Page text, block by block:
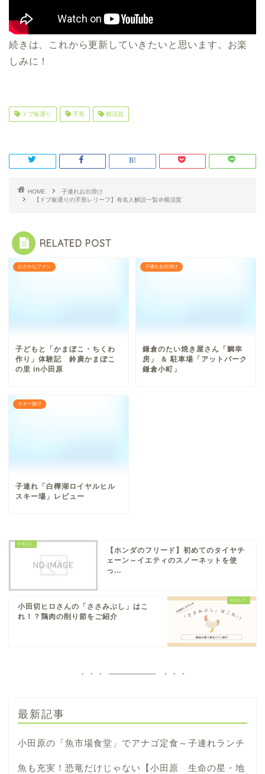
続きは、これから更新していきたいと思います。お楽
しみに！
ドブ板通り 手形 横須賀
HOME
子連れお出掛け
【ドブ板通りの手形レリーフ】有名人解説一覧＠横須賀
RELATED POST
おさかなファン
子どもと「かまぼこ・ちくわ
作り」体験記 鈴廣かまぼこ
の里 in小田原
子連れお出掛け
鎌倉のたい焼き屋さん「鯛幸
房」 ＆ 駐車場「アットパーク
鎌倉小町」
スキー旅行
子連れ「白樺湖ロイヤルヒル
スキー場」レビュー
【ホンダのフリード】初めてのタイヤチ
ェーン～イエティのスノーネットを使
っ...
小田切ヒロさんの「ささみぶし」はこ
れ！？鶏肉の削り節をご紹介
最新記事
小田原の「魚市場食堂」でアナゴ定食～子連れランチ
魚も充実！恐竜だけじゃない【小田原 生命の星・地